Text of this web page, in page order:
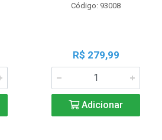
Código: 93008
R$ 279,99
Adicionar